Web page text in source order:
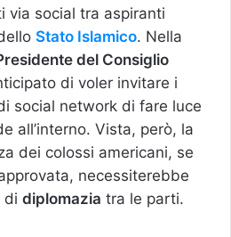
via social tra aspiranti
Stato Islamico. Nella
del Consiglio
di voler invitare i
social network di fare luce
all’interno. Vista, però, la
dei colossi americani, se
necessiterebbe
di diplomazia tra le parti.